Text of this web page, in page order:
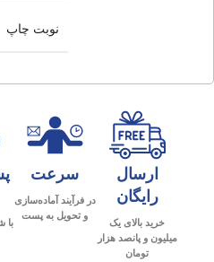
نوبت چاپ
ارسال
رایگان
خرید بالای یک
میلیون و پانصد هزار
تومان
سرعت
در فرآیند آماده‌سازی
و تحویل به پست